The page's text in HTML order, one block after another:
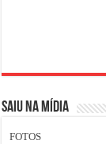
SAIU NA MÍDIA
FOTOS